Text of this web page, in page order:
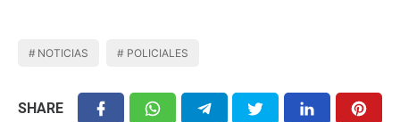
NOTICIAS POLICIALES
SHARE